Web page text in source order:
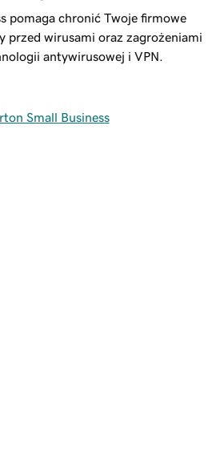
pomaga chronić Twoje firmowe
przed wirusami oraz zagrożeniami
antywirusowej i VPN.
Small Business